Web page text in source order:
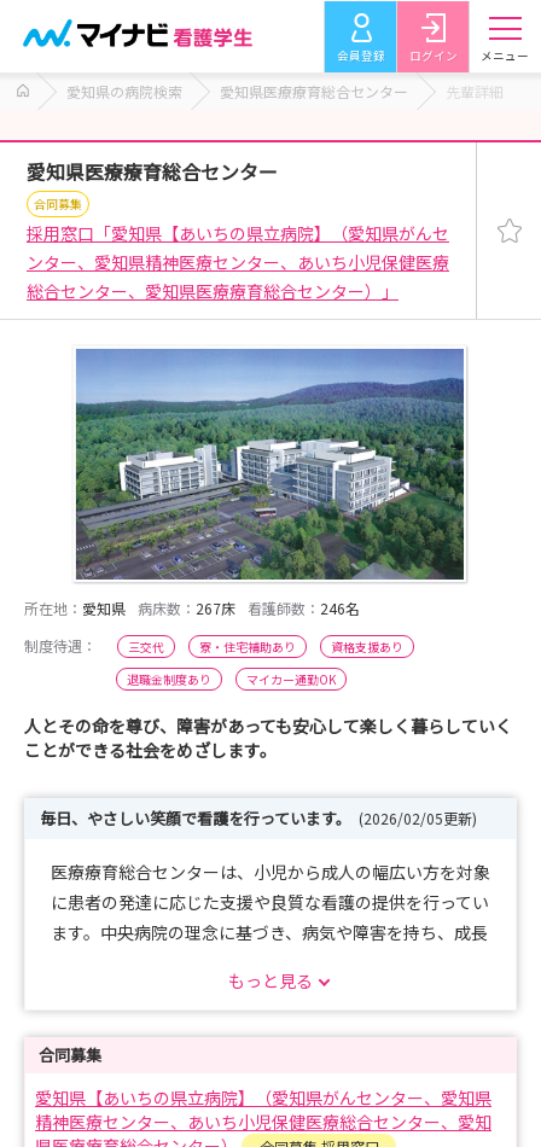
会員登録 ログイン メニュー
愛知県の病院検索 愛知県医療療育総合センター 先輩詳細
愛知県医療療育総合センター
合同募集
採用窓口「愛知県【あいちの県立病院】（愛知県がんセ
ンター、愛知県精神医療センター、あいち小児保健医療
総合センター、愛知県医療療育総合センター）」
所在地： 愛知県 病床数： 267床 看護師数： 246名
制度待遇：
三交代 寮・住宅補助あり
資格支援あり
退職金制度あり
マイカー通勤OK
人とその命を尊び、障害があっても安心して楽しく暮らしていく
ことができる社会をめざします。
毎日、やさしい笑顔で看護を行っています。 (2026/02/05更新)
医療療育総合センターは、小児から成人の幅広い方を対象
に患者の発達に応じた支援や良質な看護の提供を行ってい
ます。中央病院の理念に基づき、病気や障害を持ち、成長
ている患者さんが、安心・安全に地域で生活できるよう
ます。自分で訴えることができない患者・家族の目線に立
す。
もっと見る
合同募集
愛知県【あいちの県立病院】（愛知県がんセンター、愛知県
精神医療センター、あいち小児保健医療総合センター、愛知